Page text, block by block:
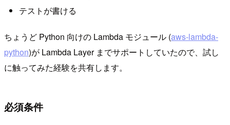
テストが書ける
ちょうど Python 向けの Lambda モジュール (aws-lambda-
python)が Lambda Layer までサポートしていたので、試し
に触ってみた経験を共有します。
必須条件